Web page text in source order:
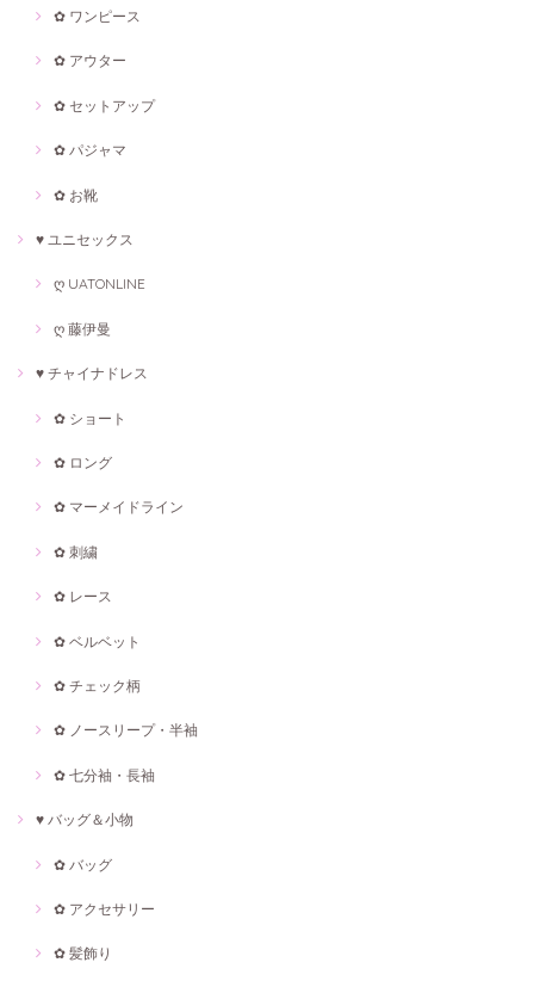
✿ ワンピース
✿ アウター
✿ セットアップ
✿ パジャマ
✿ お靴
♥ ユニセックス
ღ UATONLINE
ღ 藤伊曼
♥ チャイナドレス
✿ ショート
✿ ロング
✿ マーメイドライン
✿ 刺繍
✿ レース
✿ ベルベット
✿ チェック柄
✿ ノースリープ・半袖
✿ 七分袖・長袖
♥ バッグ＆小物
✿ バッグ
✿ アクセサリー
✿ 髪飾り